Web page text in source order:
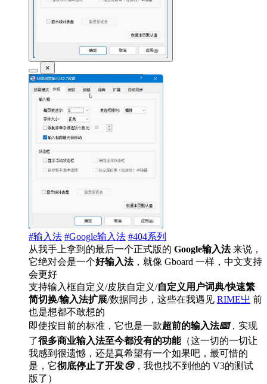
×
#输入法 #Google输入法 #404系列
从我手上拿到的最后一个正式版的 Google输入法来说，
它绝对会是一个好输入法，就像 Gboard 一样，中文支持
会更好
支持输入框自定义/皮肤自定义/自定义用户词典/快速繁
简切换/输入法扩展/数据同步，这些在我遇见 RIME㞢 前
也是想都不敢想的
即使按目前的标准，它也是一款超前的输入法⌨️，实现
了很多商业输入法至今都没有的功能（这一切的一切让
我感到很遗憾，还是真希望有一个如果吧，最可惜的
是，它彻底停止了开发😢，我也找不到他的 V3的测试
版了）